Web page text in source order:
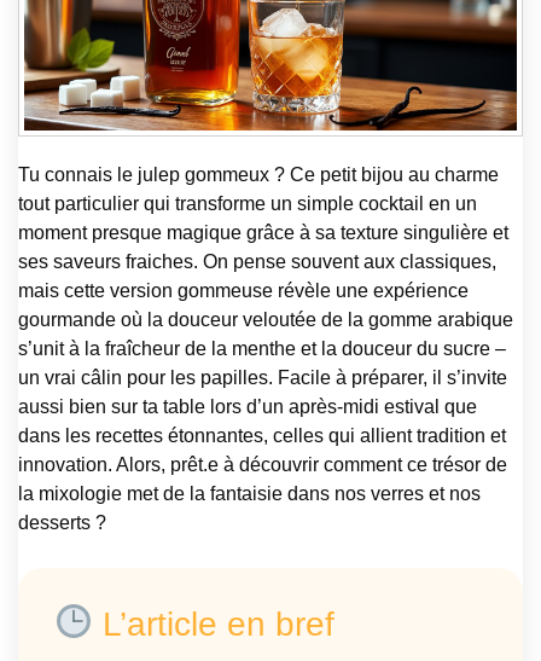
Tu connais le julep gommeux ? Ce petit bijou au charme
tout particulier qui transforme un simple cocktail en un
moment presque magique grâce à sa texture singulière et
ses saveurs fraiches. On pense souvent aux classiques,
mais cette version gommeuse révèle une expérience
gourmande où la douceur veloutée de la gomme arabique
s’unit à la fraîcheur de la menthe et la douceur du sucre –
un vrai câlin pour les papilles. Facile à préparer, il s’invite
aussi bien sur ta table lors d’un après-midi estival que
dans les recettes étonnantes, celles qui allient tradition et
innovation. Alors, prêt.e à découvrir comment ce trésor de
la mixologie met de la fantaisie dans nos verres et nos
desserts ?
L’article en bref